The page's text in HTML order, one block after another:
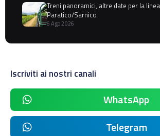
Treni panoramici, altre date per la
Paratico/Sarnico
6 Ago 2026
Iscriviti ai nostri canali
WhatsApp
Telegram